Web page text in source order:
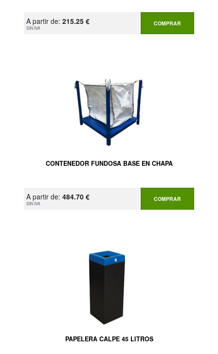
A partir de: 215.25 €
SIN IVA
COMPRAR
CONTENEDOR FUNDOSA BASE EN CHAPA
A partir de: 484.70 €
SIN IVA
COMPRAR
PAPELERA CALPE 45 LITROS